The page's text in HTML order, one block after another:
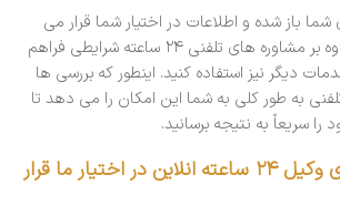
باز شده و اطلاعات در اختیار شما قرار می
گیرد. دقت کنید که علاوه بر مشاوره های تلفنی ۲۴ ساعته شرایطی فراهم
دیگر نیز استفاده کنید. اینطور که بررسی ها
به طور کلی به شما این امکان را می دهد تا
را سریعاً به نتیجه برسانید.
چه خدماتی از سوی وکیل ۲۴ ساعته انلاین در اختیار ما قرار